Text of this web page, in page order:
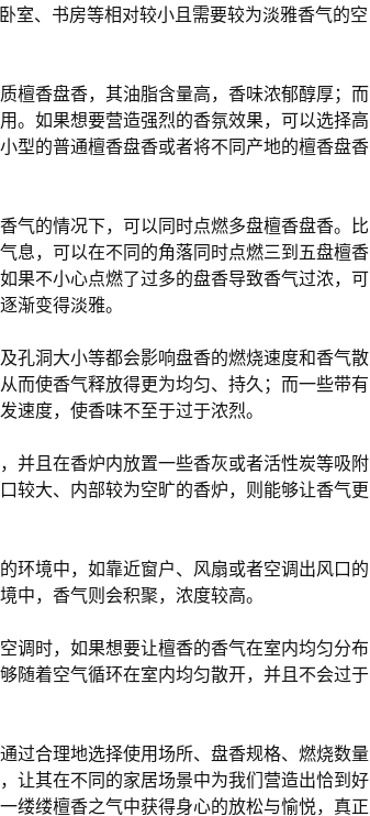
室、书房等相对较小且需要较为淡雅香气的空
檀香盘香，其油脂含量高，香味浓郁醇厚；而
。如果想要营造强烈的香氛效果，可以选择高
型的普通檀香盘香或者将不同产地的檀香盘香
气的情况下，可以同时点燃多盘檀香盘香。比
息，可以在不同的角落同时点燃三到五盘檀香
果不小心点燃了过多的盘香导致香气过浓，可
渐变得淡雅。
孔洞大小等都会影响盘香的燃烧速度和香气散
而使香气释放得更为均匀、持久；而一些带有
速度，使香味不至于过于浓烈。
并且在香炉内放置一些香灰或者活性炭等吸附
较大、内部较为空旷的香炉，则能够让香气更
环境中，如靠近窗户、风扇或者空调出风口的
中，香气则会积聚，浓度较高。
调时，如果想要让檀香的香气在室内均匀分布
随着空气循环在室内均匀散开，并且不会过于
过合理地选择使用场所、盘香规格、燃烧数量
让其在不同的家居场景中为我们营造出恰到好
缕缕檀香之气中获得身心的放松与愉悦，真正